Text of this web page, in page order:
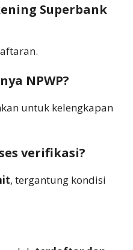
Superbank
NPWP?
untuk kelengkapan
verifikasi?
, tergantung kondisi